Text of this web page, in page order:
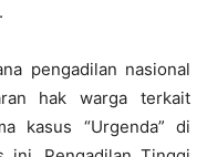
pengadilan nasional
hak warga terkait
kasus “Urgenda” di